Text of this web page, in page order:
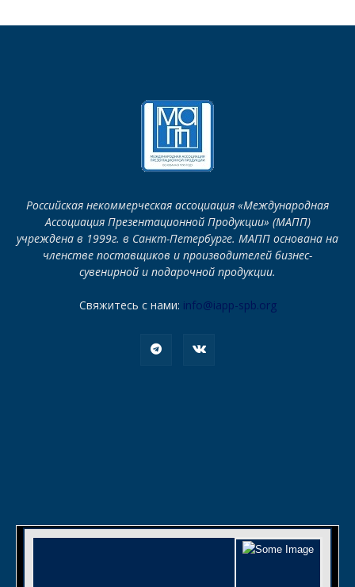
Российская некоммерческая ассоциация «Международная
Ассоциация Презентационной Продукции» (МАПП)
учреждена в 1999г. в Санкт-Петербурге. МАПП основана на
членстве поставщиков и производителей бизнес-
сувенирной и подарочной продукции.
Свяжитесь с нами: info@iapp-spb.org